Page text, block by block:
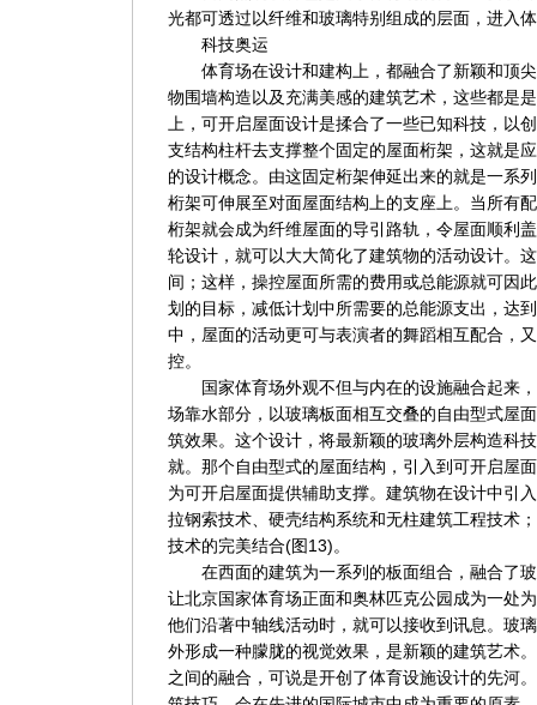
光都可透过以纤维和玻璃特别组成的层面，进入
科技奥运
体育场在设计和建构上，都融合了新颖和顶尖
物围墙构造以及充满美感的建筑艺术，这些都是
上，可开启屋面设计是揉合了一些已知科技，以
支结构柱杆去支撑整个固定的屋面桁架，这就是
的设计概念。由这固定桁架伸延出来的就是一系
桁架可伸展至对面屋面结构上的支座上。当所有
桁架就会成为纤维屋面的导引路轨，令屋面顺利
轮设计，就可以大大简化了建筑物的活动设计。
间；这样，操控屋面所需的费用或总能源就可因
划的目标，减低计划中所需要的总能源支出，达
中，屋面的活动更可与表演者的舞蹈相互配合，
控。
国家体育场外观不但与内在的设施融合起来，
场靠水部分，以玻璃板面相互交叠的自由型式屋
筑效果。这个设计，将最新颖的玻璃外层构造科
就。那个自由型式的屋面结构，引入到可开启屋
为可开启屋面提供辅助支撑。建筑物在设计中引
拉钢索技术、硬壳结构系统和无柱建筑工程技术
技术的完美结合(图13)。
在西面的建筑为一系列的板面组合，融合了玻
让北京国家体育场正面和奥林匹克公园成为一处
他们沿著中轴线活动时，就可以接收到讯息。玻
外形成一种朦胧的视觉效果，是新颖的建筑艺术
之间的融合，可说是开创了体育设施设计的先河